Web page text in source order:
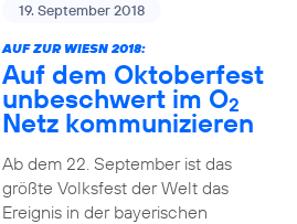
19. September 2018
AUF ZUR WIESN 2018:
Auf dem Oktoberfest
unbeschwert im O2
Netz kommunizieren
Ab dem 22. September ist das
größte Volksfest der Welt das
Ereignis in der bayerischen